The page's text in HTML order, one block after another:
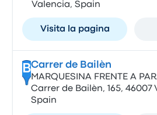
Valencia, Spain
Visita la pagina
BCarrer de Bailèn
MARQUESINA FRENTE A
Carrer de Bailèn, 165, 46007
Spain